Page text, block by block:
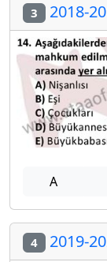
3 2018-
A
4 2019-